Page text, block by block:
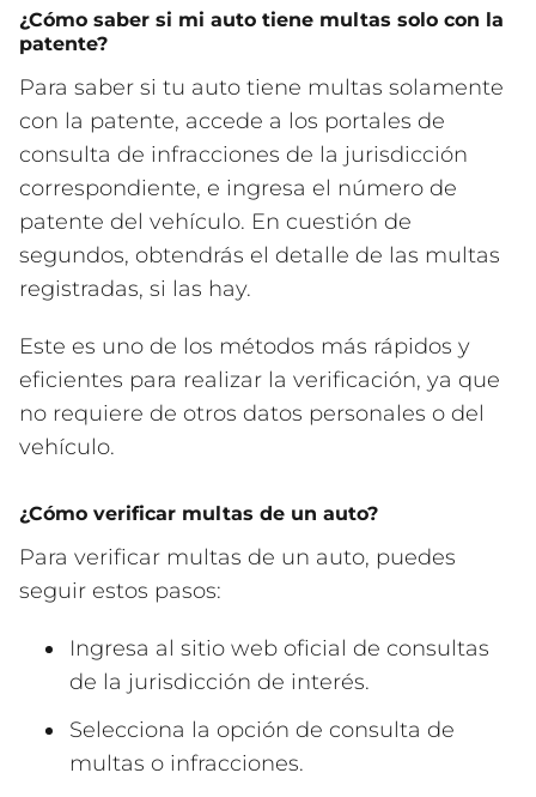
¿Cómo saber si mi auto tiene multas solo con la
patente?
Para saber si tu auto tiene multas solamente
con la patente, accede a los portales de
consulta de infracciones de la jurisdicción
correspondiente, e ingresa el número de
patente del vehículo. En cuestión de
segundos, obtendrás el detalle de las multas
registradas, si las hay.
Este es uno de los métodos más rápidos y
eficientes para realizar la verificación, ya que
no requiere de otros datos personales o del
vehículo.
¿Cómo verificar multas de un auto?
Para verificar multas de un auto, puedes
seguir estos pasos:
Ingresa al sitio web oficial de consultas
de la jurisdicción de interés.
Selecciona la opción de consulta de
multas o infracciones.